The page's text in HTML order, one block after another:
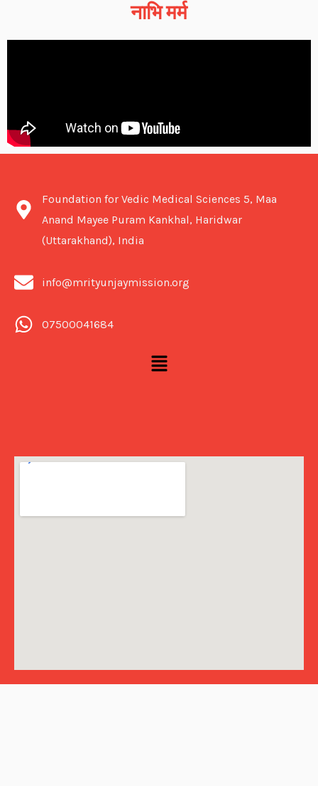
नाभि मर्म
Foundation for Vedic Medical Sciences 5, Maa
Anand Mayee Puram Kankhal, Haridwar
(Uttarakhand), India
info@mrityunjaymission.org
07500041684
Menu